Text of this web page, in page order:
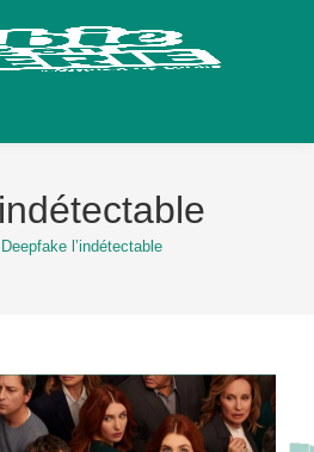
Deepfake l’indétectable